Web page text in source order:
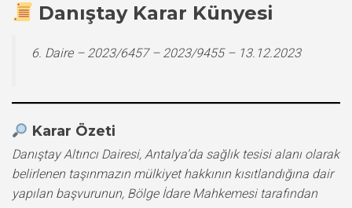
Danıştay Karar Künyesi
6. Daire – 2023/6457 – 2023/9455 – 13.12.2023
Karar Özeti
Danıştay Altıncı Dairesi, Antalya’da sağlık tesisi alanı olarak
belirlenen taşınmazın mülkiyet hakkının kısıtlandığına dair
yapılan başvurunun, Bölge İdare Mahkemesi tarafından